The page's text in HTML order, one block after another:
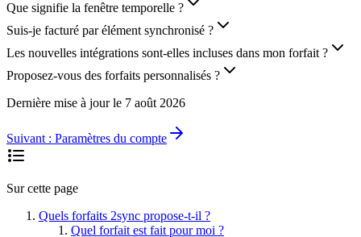
Que signifie la fenêtre temporelle ?
Suis-je facturé par élément synchronisé ?
Les nouvelles intégrations sont-elles incluses dans mon forfait ?
Proposez-vous des forfaits personnalisés ?
Dernière mise à jour le 7 août 2026
Suivant : Paramètres du compte
Sur cette page
Quels forfaits 2sync propose-t-il ?
Quel forfait est fait pour moi ?